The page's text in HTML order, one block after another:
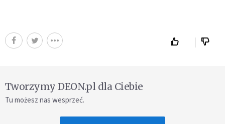
Tworzymy DEON.pl dla Ciebie
Tu możesz nas wesprzeć.